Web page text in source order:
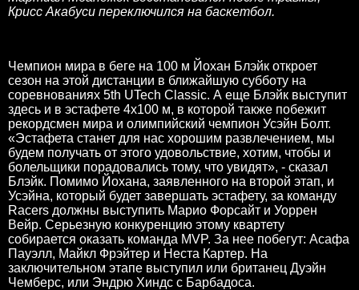
Крисс Акабуси переключился на баскетбол.
Чемпион мира в беге на 100 м Йохан Блэйк откроет
сезон на этой дистанции в ближайшую субботу на
соревнованиях 5th UTech Classic. А еще Блэйк выступит
здесь и в эстафете 4х100 м, в которой также побежит
рекордсмен мира и олимпийский чемпион Усэйн Болт.
«Эстафета станет для нас хорошим развлечением, мы
будем получать от этого удовольствие, хотим, чтобы и
болельщики порадовались тому, что увидят», - сказал
Блэйк. Помимо Йохана, заявленного на второй этап, и
Усэйна, который будет завершать эстафету, за команду
Racers должны выступить Марио Форсайт и Уоррен
Вейр. Серьезную конкуренцию этому квартету
собирается оказать команда MVP. За нее побегут: Асафа
Пауэлл, Майкл Фрэйтер и Неста Картер. На
заключительном этапе выступил или британец Дуэйн
Чемберс, или Эндрю Хиндс с Барбадоса.